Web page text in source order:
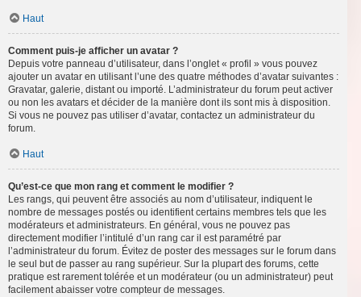
Haut
Comment puis-je afficher un avatar ?
Depuis votre panneau d’utilisateur, dans l’onglet « profil » vous pouvez
ajouter un avatar en utilisant l’une des quatre méthodes d’avatar suivantes :
Gravatar, galerie, distant ou importé. L’administrateur du forum peut activer
ou non les avatars et décider de la manière dont ils sont mis à disposition.
Si vous ne pouvez pas utiliser d’avatar, contactez un administrateur du
forum.
Haut
Qu’est-ce que mon rang et comment le modifier ?
Les rangs, qui peuvent être associés au nom d’utilisateur, indiquent le
nombre de messages postés ou identifient certains membres tels que les
modérateurs et administrateurs. En général, vous ne pouvez pas
directement modifier l’intitulé d’un rang car il est paramétré par
l’administrateur du forum. Évitez de poster des messages sur le forum dans
le seul but de passer au rang supérieur. Sur la plupart des forums, cette
pratique est rarement tolérée et un modérateur (ou un administrateur) peut
facilement abaisser votre compteur de messages.